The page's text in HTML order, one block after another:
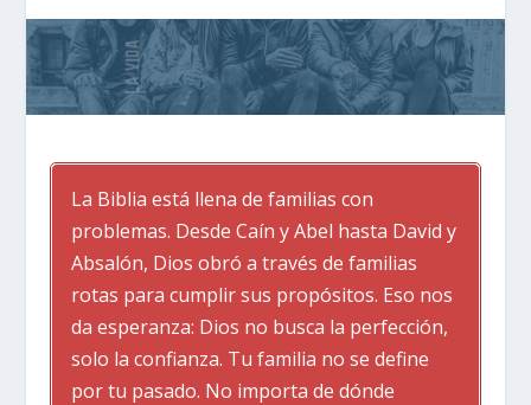
La Biblia está llena de familias con
problemas. Desde Caín y Abel hasta David y
Absalón, Dios obró a través de familias
rotas para cumplir sus propósitos. Eso nos
da esperanza: Dios no busca la perfección,
solo la confianza. Tu familia no se define
por tu pasado. No importa de dónde